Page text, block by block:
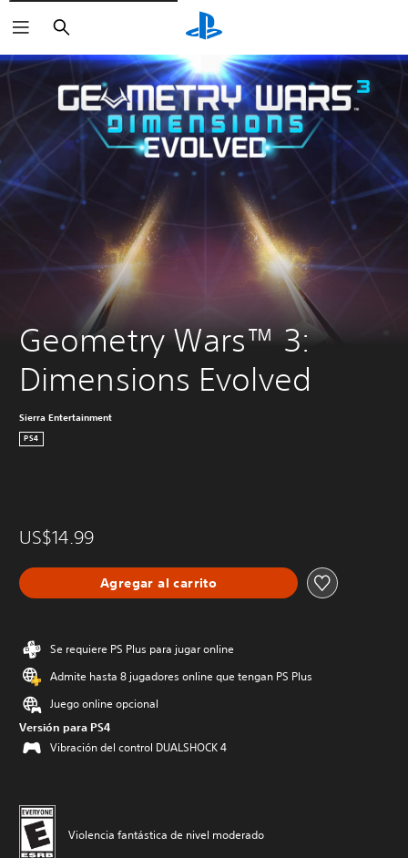
Buscar
Geometry Wars™ 3:
Dimensions Evolved
Sierra Entertainment
PS4
US$14.99
Agregar al carrito
Se requiere PS Plus para jugar online
Admite hasta 8 jugadores online que tengan PS Plus
Juego online opcional
Versión para PS4
Vibración del control DUALSHOCK 4
Violencia fantástica de nivel moderado